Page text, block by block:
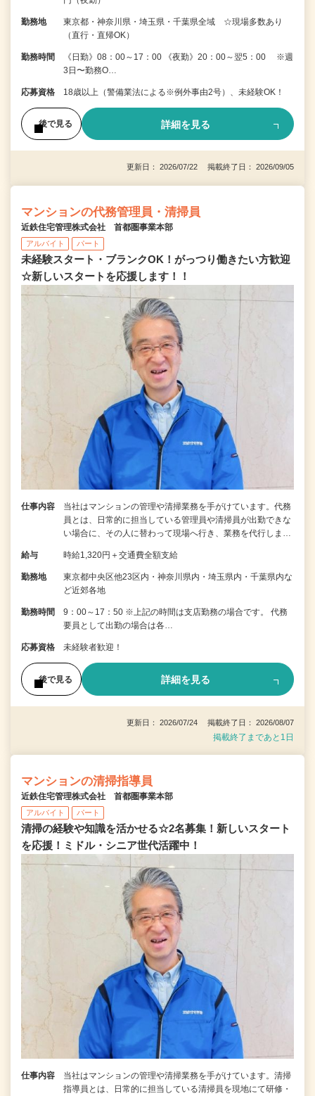
勤務地
東京都・神奈川県・埼玉県・千葉県全域 ☆現場多数あり
（直行・直帰OK）
勤務時間
《日勤》08：00～17：00 《夜勤》20：00～翌5：00 ※週
3日〜勤務O…
応募資格 18歳以上（警備業法による※例外事由2号）、未経験OK！
後で見る 詳細を見る
更新日： 2026/07/22 掲載終了日： 2026/09/05
マンションの代務管理員・清掃員
近鉄住宅管理株式会社 首都圏事業本部
アルバイト パート
未経験スタート・ブランクOK！がっつり働きたい方歓迎
☆新しいスタートを応援します！！
仕事内容
当社はマンションの管理や清掃業務を手がけています。代務
員とは、日常的に担当している管理員や清掃員が出勤できな
い場合に、その人に替わって現場へ行き、業務を代行しま…
給与 時給1,320円＋交通費全額支給
勤務地
東京都中央区他23区内・神奈川県内・埼玉県内・千葉県内な
ど近郊各地
勤務時間
9：00～17：50 ※上記の時間は支店勤務の場合です。 代務
要員として出勤の場合は各…
応募資格 未経験者歓迎！
後で見る 詳細を見る
更新日： 2026/07/24 掲載終了日： 2026/08/07
掲載終了まであと1日
マンションの清掃指導員
近鉄住宅管理株式会社 首都圏事業本部
アルバイト パート
清掃の経験や知識を活かせる☆2名募集！新しいスタート
を応援！ミドル・シニア世代活躍中！
仕事内容
当社はマンションの管理や清掃業務を手がけています。清掃
指導員とは、日常的に担当している清掃員を現地にて研修・